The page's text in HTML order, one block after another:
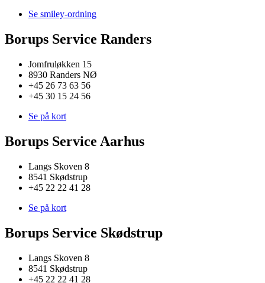
Se smiley-ordning
Borups Service Randers
Jomfruløkken 15
8930 Randers NØ
+45 26 73 63 56
+45 30 15 24 56
Se på kort
Borups Service Aarhus
Langs Skoven 8
8541 Skødstrup
+45 22 22 41 28
Se på kort
Borups Service Skødstrup
Langs Skoven 8
8541 Skødstrup
+45 22 22 41 28